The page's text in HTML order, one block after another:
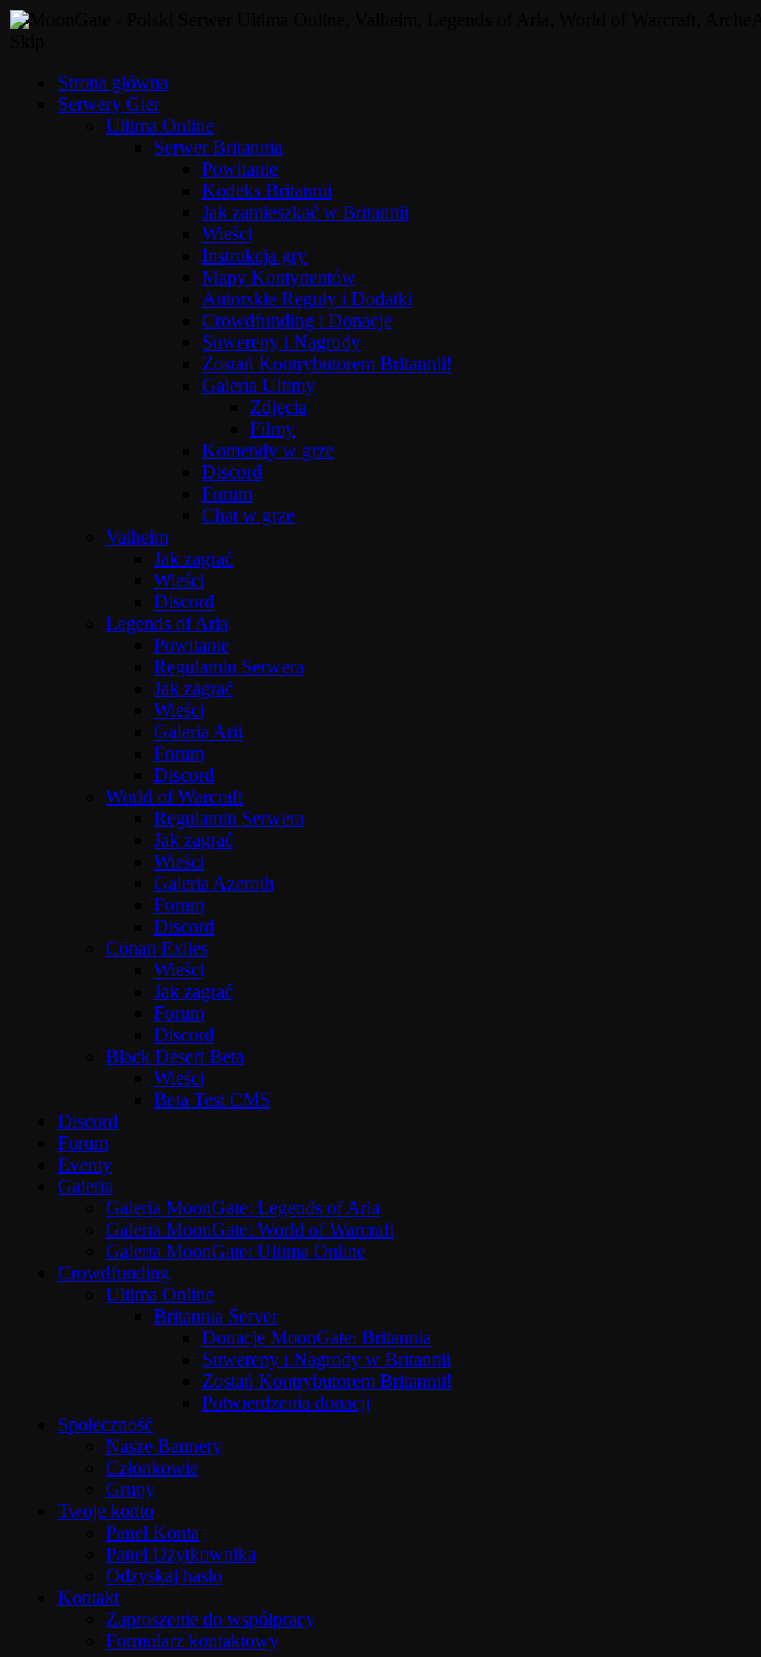
Strona główna
Serwery Gier
Ultima Online
Serwer Britannia
Powitanie
Kodeks Britannii
Jak zamieszkać w Britannii
Wieści
Instrukcja gry
Mapy Kontynentów
Autorskie Reguły i Dodatki
Crowdfunding i Donacje
Suwereny i Nagrody
Zostań Kontrybutorem Britannii!
Galeria Ultimy
Zdjęcia
Filmy
Komendy w grze
Discord
Forum
Chat w grze
Valheim
Jak zagrać
Wieści
Discord
Legends of Aria
Powitanie
Regulamin Serwera
Jak zagrać
Wieści
Galeria Arii
Forum
Discord
World of Warcraft
Regulamin Serwera
Jak zagrać
Wieści
Galeria Azeroth
Forum
Discord
Conan Exiles
Wieści
Jak zagrać
Forum
Discord
Black Desert Beta
Wieści
Beta Test CMS
Discord
Forum
Eventy
Galeria
Galeria MoonGate: Legends of Aria
Galeria MoonGate: World of Warcraft
Galeria MoonGate: Ultima Online
Crowdfunding
Ultima Online
Britannia Server
Donacje MoonGate: Britannia
Suwereny i Nagrody w Britannii
Zostań Kontrybutorem Britannii!
Potwierdzenia donacji
Społeczność
Nasze Bannery
Członkowie
Grupy
Twoje konto
Panel Konta
Panel Użytkownika
Odzyskaj hasło
Kontakt
Zaproszenie do współpracy
Formularz kontaktowy